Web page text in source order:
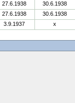
27.6.1938
30.6.1938
27.6.1938
30.6.1938
3.9.1937 x